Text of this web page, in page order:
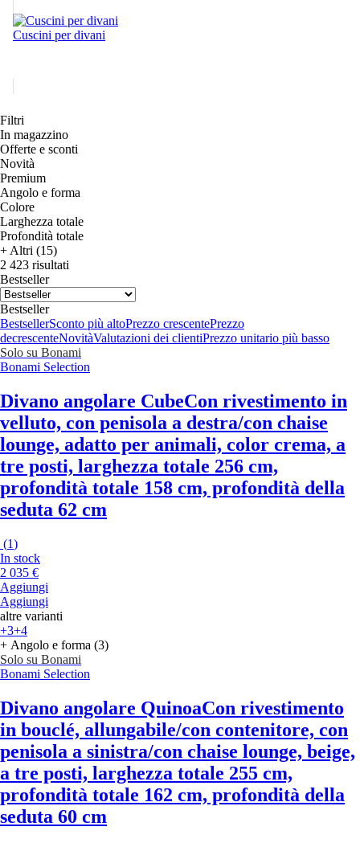
Cuscini per divani
Filtri
In magazzino
Offerte e sconti
Novità
Premium
Angolo e forma
Colore
Larghezza totale
Profondità totale
+ Altri (15)
2 423 risultati
Bestseller
Bestseller
BestsellerSconto più altoPrezzo crescentePrezzo
decrescenteNovitàValutazioni dei clientiPrezzo unitario più basso
Solo su Bonami
Bonami Selection
Divano angolare CubeCon rivestimento in
velluto, con penisola a destra/con chaise
lounge, adatto per animali, color crema, a
tre posti, larghezza totale 256 cm,
profondità totale 158 cm, profondità della
seduta 62 cm
(1)
In stock
2 035 €
Aggiungi
Aggiungi
altre varianti
+3+4
+ Angolo e forma (3)
Solo su Bonami
Bonami Selection
Divano angolare QuinoaCon rivestimento
in bouclé, allungabile/con contenitore, con
penisola a sinistra/con chaise lounge, beige,
a tre posti, larghezza totale 255 cm,
profondità totale 162 cm, profondità della
seduta 60 cm